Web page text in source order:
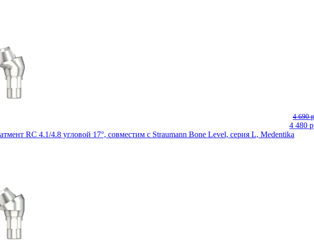
4 690
4 480
RC 4.1/4.8 угловой 17°, совместим с Straumann Bone Level, серия L, Medentika